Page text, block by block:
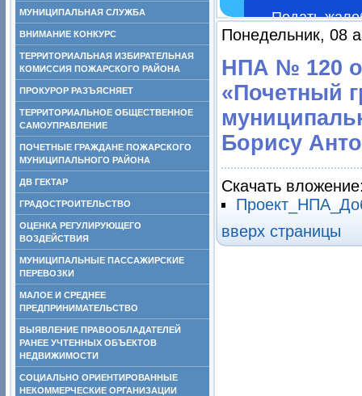
МУНИЦИПАЛЬНАЯ СЛУЖБА
ВНИМАНИЕ КОНКУРС
ТЕРРИТОРИАЛЬНАЯ ИЗБИРАТЕЛЬНАЯ
КОМИССИЯ ПОЖАРСКОГО РАЙОНА
ПРОКУРОР РАЗЪЯСНЯЕТ
ТЕРРИТОРИАЛЬНОЕ ОБЩЕСТВЕННОЕ
САМОУПРАВЛЕНИЕ
ПОЧЕТНЫЕ ГРАЖДАНЕ ПОЖАРСКОГО
МУНИЦИПАЛЬНОГО РАЙОНА
ДВ ГЕКТАР
ГРАДОСТРОИТЕЛЬСТВО
ОЦЕНКА РЕГУЛИРУЮЩЕГО
ВОЗДЕЙСТВИЯ
МУНИЦИПАЛЬНЫЕ ПАССАЖИРСКИЕ
ПЕРЕВОЗКИ
МАЛОЕ И СРЕДНЕЕ
ПРЕДПРИНИМАТЕЛЬСТВО
ВЫЯВЛЕНИЕ ПРАВООБЛАДАТЕЛЕЙ
РАНЕЕ УЧТЕННЫХ ОБЪЕКТОВ
НЕДВИЖИМОСТИ
СОЦИАЛЬНО ОРИЕНТИРОВАННЫЕ
НЕКОММЕРЧЕСКИЕ ОРГАНИЗАЦИИ
Подать
Понедельник, 08
НПА № 120
«Почетный
Борису
Скачать
вверх страницы